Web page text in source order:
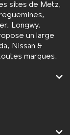
sites de Metz,
Longwy,
un large
Nissan &
marques.